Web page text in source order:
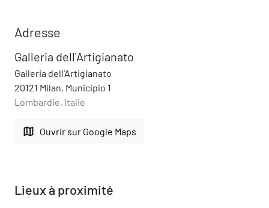
Adresse
Galleria dell'Artigianato
Galleria dell'Artigianato
20121 Milan, Municipio 1
Lombardie, Italie
map Ouvrir sur Google Maps
Lieux à proximité